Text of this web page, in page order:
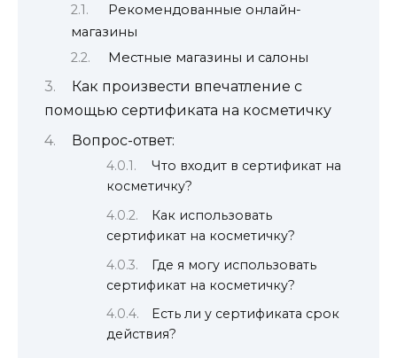
Рекомендованные онлайн-
магазины
Местные магазины и салоны
Как произвести впечатление с
помощью сертификата на косметичку
Вопрос-ответ:
Что входит в сертификат на
косметичку?
Как использовать
сертификат на косметичку?
Где я могу использовать
сертификат на косметичку?
Есть ли у сертификата срок
действия?